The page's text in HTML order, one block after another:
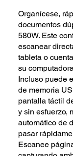
Organícese,
documentos
580W. Este
escanear
tableta o
su
Incluso puede
de memoria
pantalla táctil
y sin esfuerzo,
automático de
pasar
Escanee